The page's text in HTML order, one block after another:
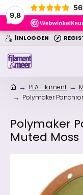
9,8
|INLOGGEN
PLA Filament
Polymaker
Polymaker
Muted